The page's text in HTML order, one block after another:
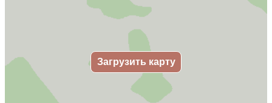
Загрузить карту